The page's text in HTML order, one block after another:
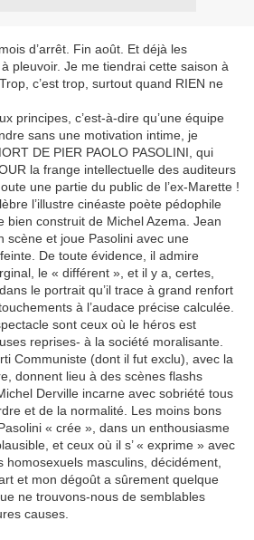
d’arrêt. Fin août. Et déjà les
pleuvoir. Je me tiendrai cette saison à
c’est trop, surtout quand RIEN ne
principes, c’est-à-dire qu’une équipe
sans une motivation intime, je
DE PIER PAOLO PASOLINI, qui
la frange intellectuelle des auditeurs
une partie du public de l’ex-Marette !
l’illustre cinéaste poète pédophile
bien construit de Michel Azema. Jean
scène et joue Pasolini avec une
De toute évidence, il admire
le « différent », et il y a, certes,
le portrait qu’il trace à grand renfort
à l’audace précise calculée.
sont ceux où le héros est
reprises- à la société moralisante.
Communiste (dont il fut exclu), avec la
donnent lieu à des scènes flashs
Derville incarne avec sobriété tous
et de la normalité. Les moins bons
« crée », dans un enthousiasme
et ceux où il s’ « exprime » avec
homosexuels masculins, décidément,
et mon dégoût a sûrement quelque
ne trouvons-nous de semblables
causes.